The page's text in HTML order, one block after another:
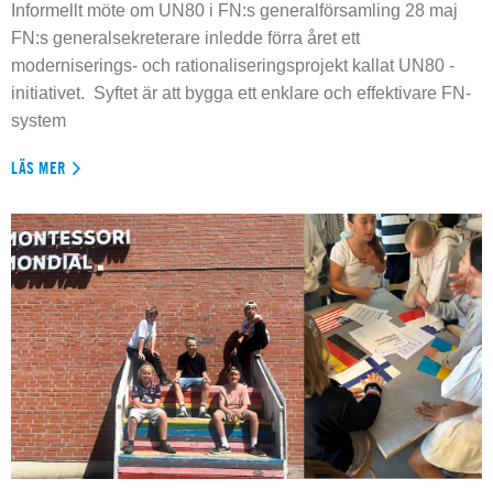
Informellt möte om UN80 i FN:s generalförsamling 28 maj
FN:s generalsekreterare inledde förra året ett
moderniserings- och rationaliseringsprojekt kallat UN80 -
initiativet. Syftet är att bygga ett enklare och effektivare FN-
system
LÄS MER